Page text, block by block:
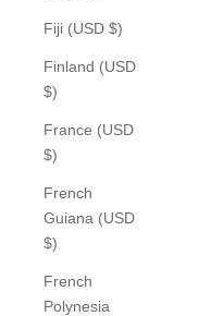
Fiji (USD $)
Finland (USD
$)
France (USD
$)
French
Guiana (USD
$)
French
Polynesia